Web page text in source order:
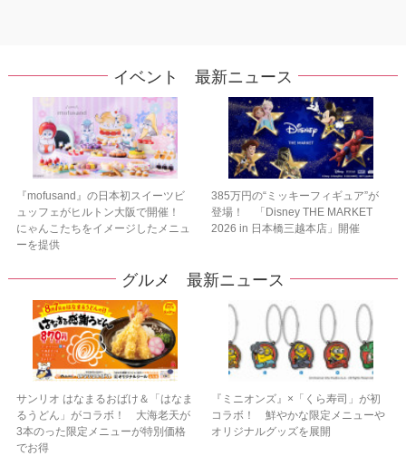
イベント 最新ニュース
『mofusand』の日本初スイーツビ
ュッフェがヒルトン大阪で開催！
にゃんこたちをイメージしたメニュ
ーを提供
385万円の“ミッキーフィギュア”が
登場！ 「Disney THE MARKET
2026 in 日本橋三越本店」開催
グルメ 最新ニュース
サンリオ はなまるおばけ＆「はなま
るうどん」がコラボ！ 大海老天が
3本のった限定メニューが特別価格
でお得
『ミニオンズ』×「くら寿司」が初
コラボ！ 鮮やかな限定メニューや
オリジナルグッズを展開